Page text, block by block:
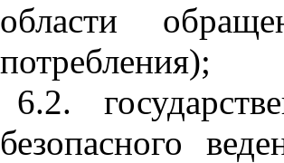
области
потребления);
6.2.
безопасного